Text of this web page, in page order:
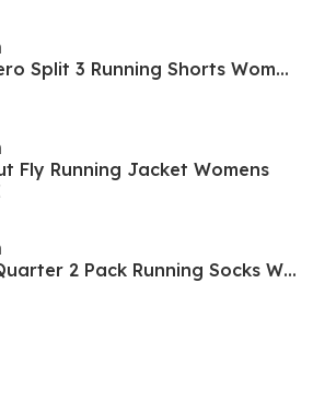
Sense Aero Split 3 Running Shorts Womens
Fly Running Jacket Womens
Hornet Quarter 2 Pack Running Socks Womens